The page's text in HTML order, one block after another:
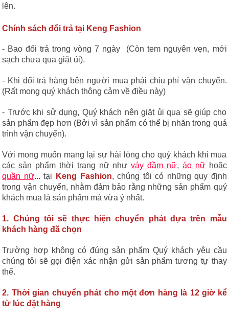
lên.
Chính sách đổi trả tại Keng Fashion
- Bao đổi trả trong vòng 7 ngày (Còn tem nguyên vẹn, mới
sạch chưa qua giặt ủi).
- Khi đổi trả hàng bên người mua phải chịu phí vận chuyển.
(Rất mong quý khách thông cảm về điều này)
- Trước khi sử dụng, Quý khách nên giặt ủi qua sẽ giúp cho
sản phẩm đẹp hơn (Bởi vì sản phẩm có thể bị nhăn trong quá
trình vận chuyển).
Với mong muốn mang lại sự hài lòng cho quý khách khi mua
các sản phẩm thời trang nữ nhưváy đầm nữ, áo nữhoặc
quần nữ... tại Keng Fashion, chúng tôi có những quy định
trong vận chuyển, nhằm đảm bảo rằng những sản phẩm quý
khách mua là sản phẩm mà vừa ý nhất.
1. Chúng tôi sẽ thực hiện chuyển phát dựa trên mẫu
khách hàng đã chọn
Trường hợp không có đúng sản phẩm Quý khách yêu cầu
chúng tôi sẽ gọi điện xác nhận gửi sản phẩm tương tự thay
thế.
2. Thời gian chuyển phát cho một đơn hàng là 12 giờ kể
từ lúc đặt hàng